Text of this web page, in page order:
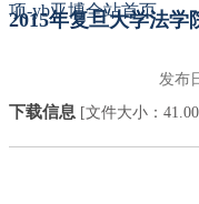
项-yb亚博全站首页
2015年复旦大学法
发布
下载信息 [文件大小：